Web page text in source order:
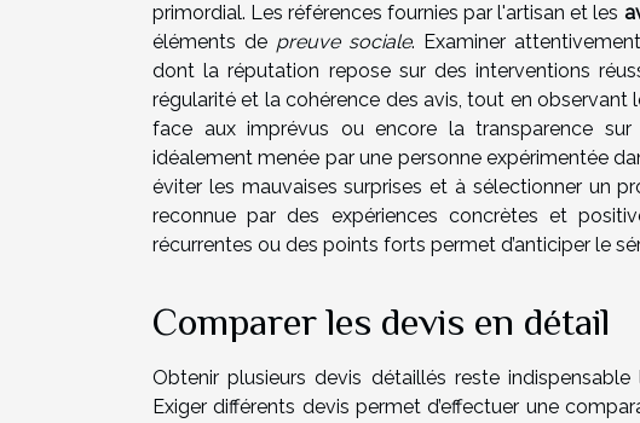
primordial. Les références fournies par l'artisan et les
éléments de preuve sociale. Examiner
dont la réputation repose sur des interventions
régularité et la cohérence des avis, tout en
face aux imprévus ou encore la transparence
idéalement menée par une personne expérimentée
éviter les mauvaises surprises et à sélectionner un
reconnue par des expériences concrètes et
récurrentes ou des points forts permet d’anticiper le
Comparer les devis en détail
Obtenir plusieurs devis détaillés reste
Exiger différents devis permet d’effectuer une